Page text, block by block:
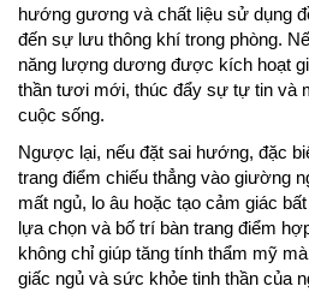
hướng gương và chất liệu sử dụng
đến sự lưu thông khí trong phòng.
năng lượng dương được kích hoạt
thần tươi mới, thúc đẩy sự tự tin và
cuộc sống.
Ngược lại, nếu đặt sai hướng, đặc
trang điểm chiếu thẳng vào giường
mất ngủ, lo âu hoặc tạo cảm giác
lựa chọn và bố trí bàn trang điểm
không chỉ giúp tăng tính thẩm mỹ
giấc ngủ và sức khỏe tinh thần của